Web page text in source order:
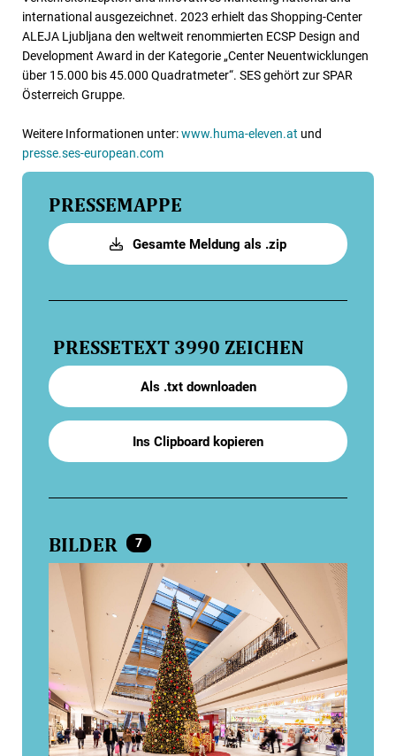
international ausgezeichnet. 2023 erhielt das Shopping-Center
ALEJA Ljubljana den weltweit renommierten ECSP Design and
Development Award in der Kategorie „Center Neuentwicklungen
über 15.000 bis 45.000 Quadratmeter“. SES gehört zur SPAR
Österreich Gruppe.
Weitere Informationen unter:www.huma-eleven.at und
presse.ses-european.com
PRESSEMAPPE
Gesamte Meldung als .zip
PRESSETEXT 3990 ZEICHEN
Als .txt downloaden
Ins Clipboard kopieren
BILDER 7